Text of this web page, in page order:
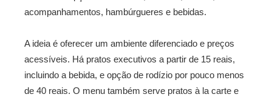
acompanhamentos, hambúrgueres e bebidas.
A ideia é oferecer um ambiente diferenciado e preços
acessíveis. Há pratos executivos a partir de 15 reais,
incluindo a bebida, e opção de rodízio por pouco menos
de 40 reais. O menu também serve pratos à la carte e